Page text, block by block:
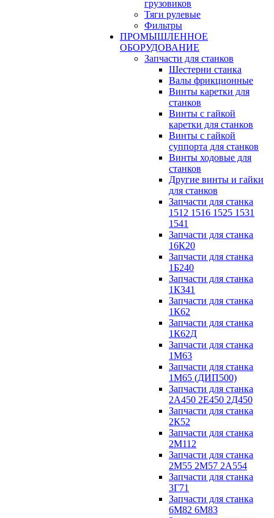
грузовиков
Тяги рулевые
Фильтры
ПРОМЫШЛЕННОЕ
ОБОРУДОВАНИЕ
Запчасти для станков
Шестерни станка
Валы фрикционные
Винты каретки для
станков
Винты с гайкой
каретки для станков
Винты с гайкой
суппорта для станков
Винты ходовые для
станков
Другие винты и гайки
для станков
Запчасти для станка
1512 1516 1525 1531
1541
Запчасти для станка
16К20
Запчасти для станка
1Б240
Запчасти для станка
1К341
Запчасти для станка
1К62
Запчасти для станка
1К62Д
Запчасти для станка
1М63
Запчасти для станка
1М65 (ДИП500)
Запчасти для станка
2А450 2Е450 2Д450
Запчасти для станка
2К52
Запчасти для станка
2М112
Запчасти для станка
2М55 2М57 2А554
Запчасти для станка
3Г71
Запчасти для станка
6М82 6М83